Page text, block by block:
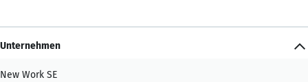
Unternehmen
New Work SE